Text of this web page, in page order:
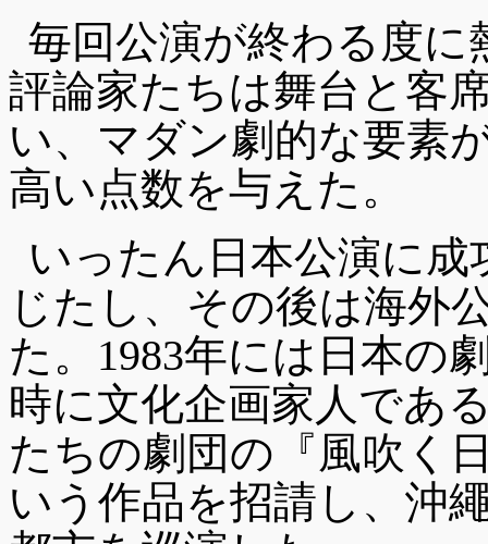
毎回公演が終わる度に
評論家たちは舞台と客
い、マダン劇的な要素
高い点数を与えた。
いったん日本公演に
じたし、その後は海外
た。1983年には日本の
時に文化企画家人であ
たちの劇団の『風吹く
いう作品を招請し、沖